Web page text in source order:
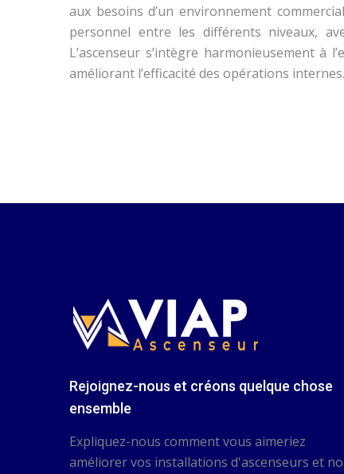
aux besoins d’un environnement
personnel entre les différents niveaux,
L’ascenseur s’intègre harmonieusement
améliorant l’efficacité des opérations internes.
Rejoignez-nous et créons quelque chose
ensemble
Expliquez-nous comment vous aimeriez
améliorer vos installations d'ascenseurs et